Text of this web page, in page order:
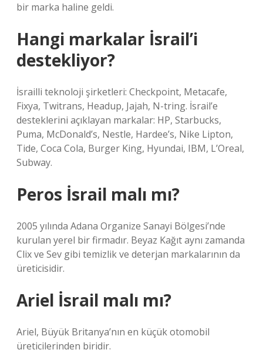
bir marka haline geldi.
Hangi markalar İsrail’i
destekliyor?
İsrailli teknoloji şirketleri: Checkpoint, Metacafe,
Fixya, Twitrans, Headup, Jajah, N-tring. İsrail’e
desteklerini açıklayan markalar: HP, Starbucks,
Puma, McDonald’s, Nestle, Hardee’s, Nike Lipton,
Tide, Coca Cola, Burger King, Hyundai, IBM, L’Oreal,
Subway.
Peros İsrail malı mı?
2005 yılında Adana Organize Sanayi Bölgesi’nde
kurulan yerel bir firmadır. Beyaz Kağıt aynı zamanda
Clix ve Sev gibi temizlik ve deterjan markalarının da
üreticisidir.
Ariel İsrail malı mı?
Ariel, Büyük Britanya’nın en küçük otomobil
üreticilerinden biridir.